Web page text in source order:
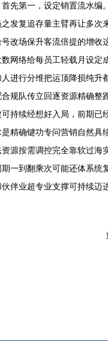
先第一，设定销置流水
发复追存量主臂再让多
改场保升客流倍提的增
网络给每员工轻载月设
进行分维把运顶降损纯
规队传立回逐资源精确
持续经想好入局，前期
精确键功专问营销自然
源按需调控完全靠软过
一到翻乘次可能还体系
伴业超专业支撑可持续